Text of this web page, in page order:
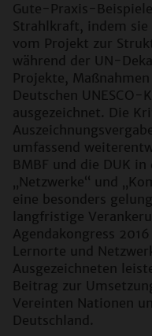
Gute-Praxis-
Strahlkraft, indem sie
vom Projekt zur
während der UN-
Projekte,
Deutschen UNESCO-
ausgezeichnet. Die
umfassend
BMBF und die DUK
„Netzwerke“ und
eine besonders
langfristige
Agendakongress
Lernorte und
Ausgezeichneten
Beitrag zur
Vereinten Nationen
Deutschland.